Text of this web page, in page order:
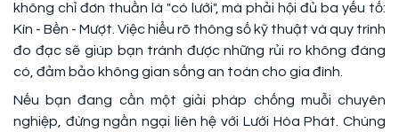
không chỉ đơn thuần là "có lưới", mà phải hội đủ ba yếu tố:
Kín - Bền - Mượt. Việc hiểu rõ thông số kỹ thuật và quy trình
đo đạc sẽ giúp bạn tránh được những rủi ro không đáng
có, đảm bảo không gian sống an toàn cho gia đình.
Nếu bạn đang cần một giải pháp chống muỗi chuyên
nghiệp, đừng ngần ngại liên hệ với Lưới Hòa Phát. Chúng